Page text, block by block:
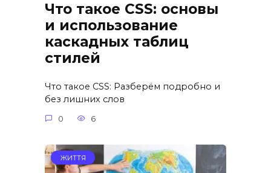
Что такое CSS: основы
и использование
каскадных таблиц
стилей
Что такое CSS: Разберём подробно и
без лишних слов
0 6
ЖИТТЯ